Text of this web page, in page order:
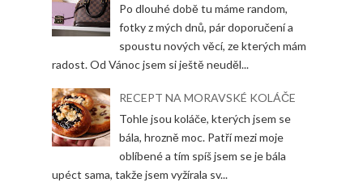
Po dlouhé době tu máme random,
fotky z mých dnů, pár doporučení a
spoustu nových věcí, ze kterých mám
radost. Od Vánoc jsem si ještě neuděl...
RECEPT NA MORAVSKÉ KOLÁČE
Tohle jsou koláče, kterých jsem se
bála, hrozně moc. Patří mezi moje
oblíbené a tím spíš jsem se je bála
upéct sama, takže jsem vyžírala sv...